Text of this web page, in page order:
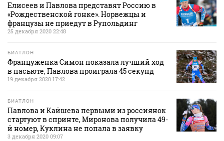
Елисеев и Павлова представят Россию в
«Рождественской гонке». Норвежцы и
французы не приедут в Рупольдинг
25 декабря 2020 22:48
БИАТЛОН
Француженка Симон показала лучший ход
в пасьюте, Павлова проиграла 45 секунд
19 декабря 2020 17:42
БИАТЛОН
Павлова и Кайшева первыми из россиянок
стартуют в спринте, Миронова получила 49-
й номер, Куклина не попала в заявку
3 декабря 2020 09:07